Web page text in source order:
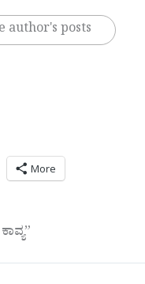
author's posts
More